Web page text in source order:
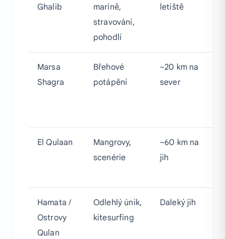
Ghalib
marině,
stravování,
pohodlí
letiště
Marsa
Shagra
Břehové
potápění
~20 km na
sever
El Qulaan
Mangrovy,
scenérie
~60 km na
jih
Hamata /
Ostrovy
Qulan
Odlehlý únik,
kitesurfing
Daleký jih